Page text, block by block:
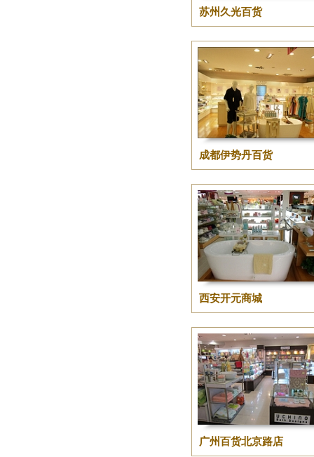
苏州久光百货
成都伊势丹百货
西安开元商城
广州百货北京路店